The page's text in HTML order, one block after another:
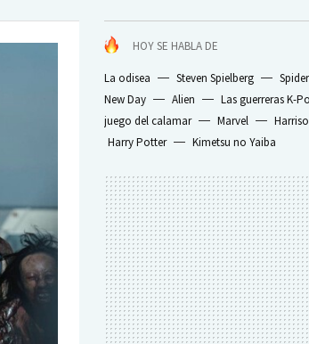
HOY SE HABLA DE
La odisea Steven Spielberg
New Day
Alien Las guerreras K-
juego del calamar
Marvel
Harry Potter
Kimetsu no Yaiba